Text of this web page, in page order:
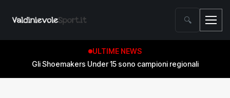
🔍
ULTIME NEWS
Gli Shoemakers Under 15 sono campioni regionali